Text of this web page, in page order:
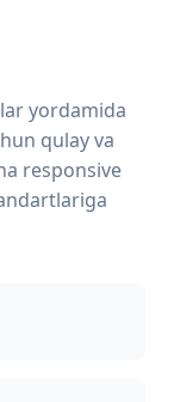
yordamida
qulay va
responsive